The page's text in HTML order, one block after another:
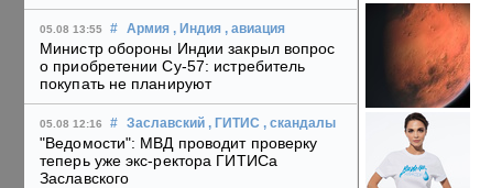
05.08 13:55 # Армия , Индия , авиация
Министр обороны Индии закрыл вопрос
о приобретении Су-57: истребитель
покупать не планируют
05.08 12:16 # Заславский , ГИТИС , скандалы
"Ведомости": МВД проводит проверку
теперь уже экс-ректора ГИТИСа
Заславского